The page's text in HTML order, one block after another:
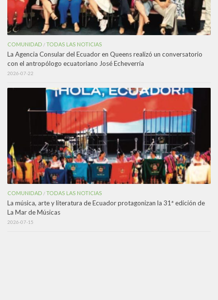
COMUNIDAD /TODAS LAS NOTICIAS
La Agencia Consular del Ecuador en Queens realizó un conversatorio
con el antropólogo ecuatoriano José Echeverría
2026-07-22
COMUNIDAD /TODAS LAS NOTICIAS
La música, arte y literatura de Ecuador protagonizan la 31ª edición de
La Mar de Músicas
2026-07-15